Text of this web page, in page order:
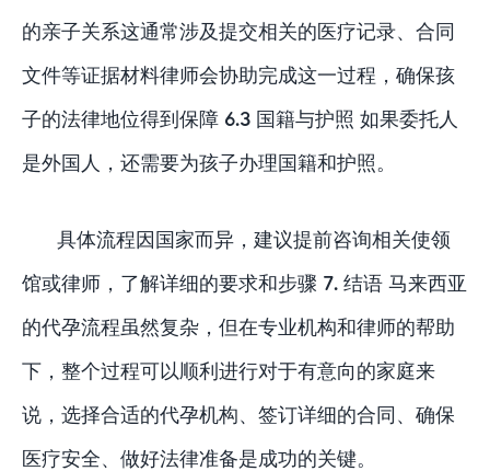
的亲子关系这通常涉及提交相关的医疗记录、合同
文件等证据材料律师会协助完成这一过程，确保孩
子的法律地位得到保障 6.3 国籍与护照 如果委托人
是外国人，还需要为孩子办理国籍和护照。
具体流程因国家而异，建议提前咨询相关使领
馆或律师，了解详细的要求和步骤 7. 结语 马来西亚
的代孕流程虽然复杂，但在专业机构和律师的帮助
下，整个过程可以顺利进行对于有意向的家庭来
说，选择合适的代孕机构、签订详细的合同、确保
医疗安全、做好法律准备是成功的关键。